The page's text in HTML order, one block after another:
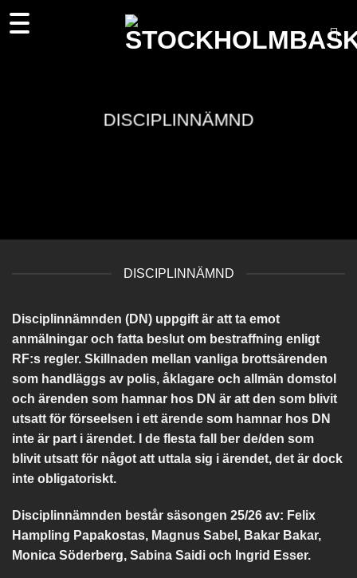
to
DISCIPLINNÄMND
DISCIPLINNÄMND
Disciplinnämnden (DN) uppgift är att ta emot
anmälningar och fatta beslut om bestraffning enligt
RF:s regler. Skillnaden mellan vanliga brottsärenden
som handläggs av polis, åklagare och allmän domstol
och ärenden som hamnar hos DN är att den som blivit
utsatt för förseelsen i ett ärende som hamnar hos DN
inte är part i ärendet. I de flesta fall ber de/den som
blivit utsatt för något att uttala sig i ärendet, det är dock
inte obligatoriskt.
Disciplinnämnden består säsongen 25/26 av: Felix
Hampling Papakostas, Magnus Sabel, Bakar Bakar,
Monica Söderberg, Sabina Saidi och Ingrid Esser.